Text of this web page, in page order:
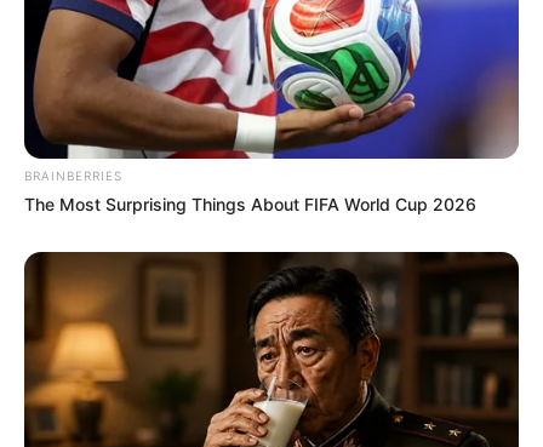
BRAINBERRIES
The Most Surprising Things About FIFA World Cup 2026